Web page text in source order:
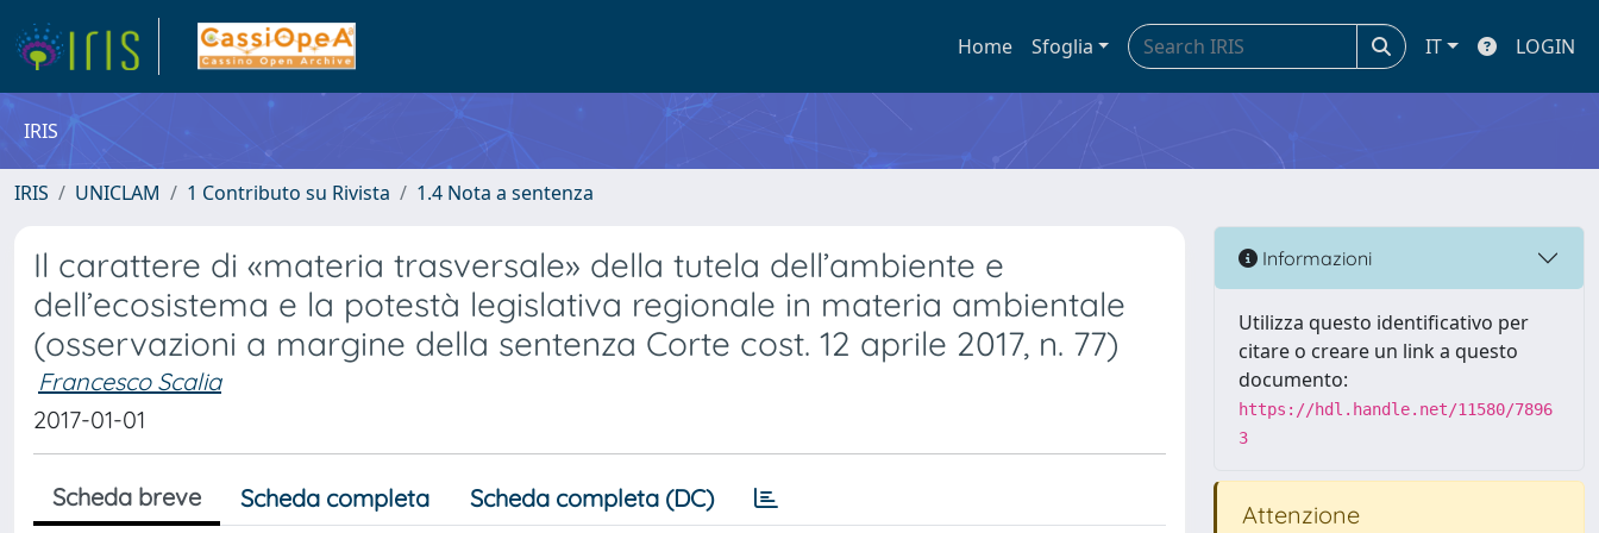
Home Sfoglia IT LOGIN
IRIS
IRIS UNICLAM 1 Contributo su Rivista 1.4 Nota a sentenza
Il carattere di «materia trasversale» della tutela dell’ambiente e
dell’ecosistema e la potestà legislativa regionale in materia ambientale
(osservazioni a margine della sentenza Corte cost. 12 aprile 2017, n. 77)
Francesco Scalia
2017-01-01
Scheda breve Scheda completa Scheda completa (DC)
Informazioni
Utilizza questo identificativo per
citare o creare un link a questo
documento:
https://hdl.handle.net/11580/7896
3
Attenzione